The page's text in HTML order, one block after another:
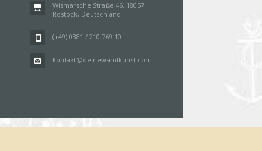
Wismarsche Straße 46, 18057
Rostock, Deutschland
(+49) 0381 / 210 769 10
kontakt@deinewandkunst.com